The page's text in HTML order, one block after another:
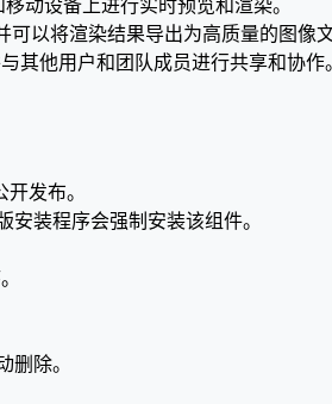
动设备上进行实时预览和渲染。
以将渲染结果导出为高质量的图像文
其他用户和团队成员进行共享和协作
发布。
安装程序会强制安装该组件。
删除。